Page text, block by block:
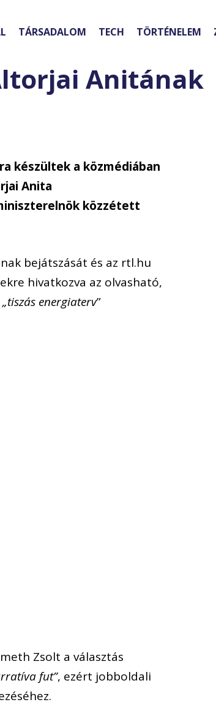
TÁRSADALOM TECH TÖRTÉNELEM
Anitának
készültek a közmédiában
Anita
közzétett
bejátszását és az rtl.hu
hivatkozva az olvasható,
„tiszás energiaterv”
Zsolt a választás
fut”, ezért jobboldali